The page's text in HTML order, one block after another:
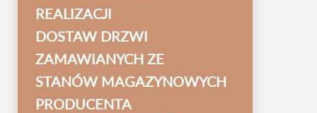
REALIZACJI
DOSTAW DRZWI
ZAMAWIANYCH ZE
STANÓW MAGAZYNOWYCH
PRODUCENTA